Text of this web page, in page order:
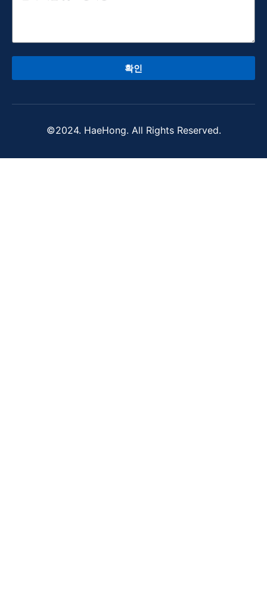
확인
©2024. HaeHong. All Rights Reserved.